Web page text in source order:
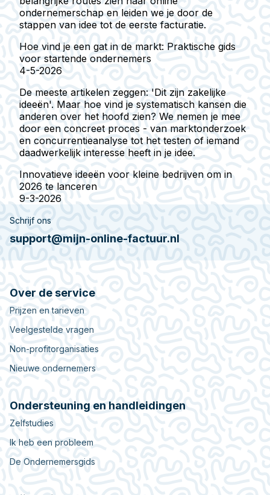
ondernemerschap en leiden we je door de
stappen van idee tot de eerste facturatie.
Hoe vind je een gat in de markt: Praktische gids
voor startende ondernemers
4-5-2026
De meeste artikelen zeggen: 'Dit zijn zakelijke
ideeën'. Maar hoe vind je systematisch kansen die
anderen over het hoofd zien? We nemen je mee
door een concreet proces - van marktonderzoek
en concurrentieanalyse tot het testen of iemand
daadwerkelijk interesse heeft in je idee.
Innovatieve ideeën voor kleine bedrijven om in
2026 te lanceren
9-3-2026
Schrijf ons
support@mijn-online-factuur.nl
Over de service
Prijzen en tarieven
Veelgestelde vragen
Non-profitorganisaties
Nieuwe ondernemers
Ondersteuning en handleidingen
Zelfstudies
Ik heb een probleem
De Ondernemersgids